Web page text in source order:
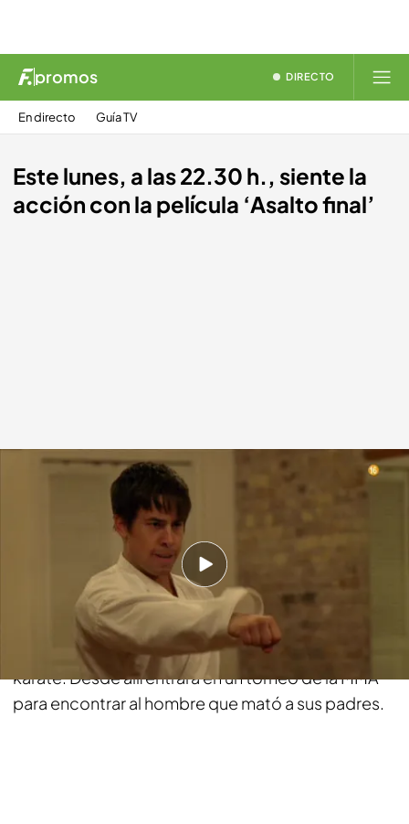
promos DIRECTO
En directo Guía TV
Este lunes, a las 22.30 h., siente la
acción con la película ‘Asalto final’
20 AGO 2018 - 18:31h.
Un adolescente problemático es enviado a hacer
servicios comunitarios a una ruinosa escuela de
karate. Desde allí entrará en un torneo de la MMA
para encontrar al hombre que mató a sus padres.